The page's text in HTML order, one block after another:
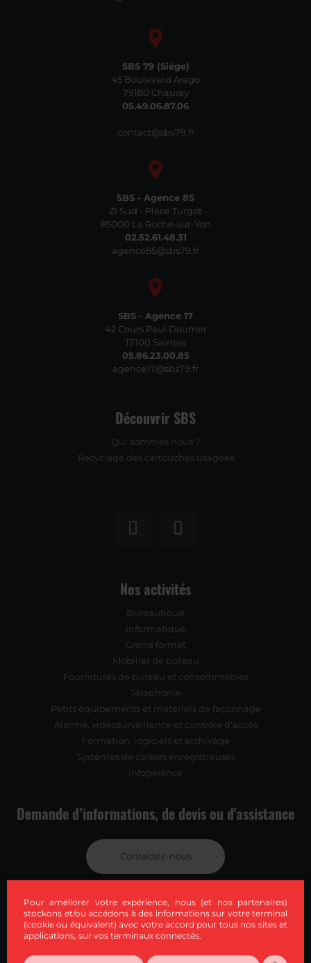
Pour améliorer votre expérience, nous (et nos partenaires)
stockons et/ou accédons à des informations sur votre terminal
(cookie ou équivalent) avec votre accord pour tous nos sites et
applications, sur vos terminaux connectés.
SBS 79 (Siège)
45 Boulevard Arago
79180 Chauray
05.49.06.87.06
contact@sbs79.fr
SBS - Agence 85
ZI Sud - Place Turgot
85000 La Roche-sur-Yon
02.52.61.48.31
agence85@sbs79.fr
SBS - Agence 17
42 Cours Paul Doumer
17100 Saintes
05.86.23.00.85
agence17@sbs79.fr
Découvrir SBS
Qui sommes nous ?
Recyclage des cartouches usagées
Nos activités
Bureautique
Informatique
Grand format
Mobilier de bureau
Fournitures de bureau et consommables
Téléphonie
Petits équipements et matériels de façonnage
Alarme, vidéosurveillance et contrôle d'accès
Formation, logiciels et archivage
Systèmes de caisses enregistreuses
Infogérance
Demande d’informations, de devis ou d'assistance
Contactez-nous
Ou par téléphone au
05 49 06 87 06